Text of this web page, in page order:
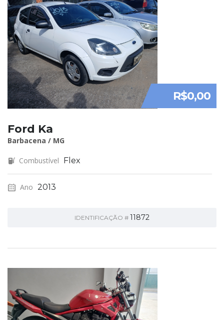
R$0,00
Ford Ka
Barbacena / MG
Combustível Flex
Ano 2013
IDENTIFICAÇÃO # 11872